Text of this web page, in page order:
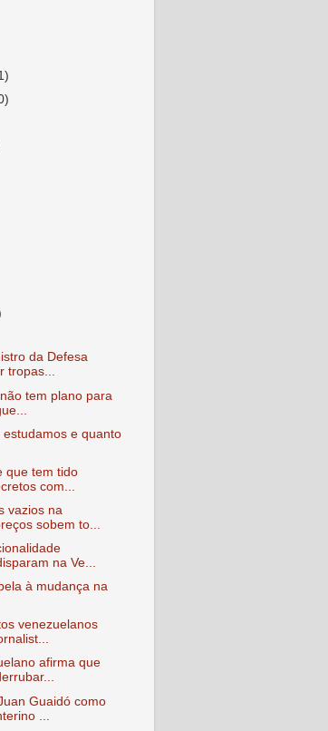
da Defesa
tropas...
tem plano para
estudamos e quanto
que tem tido
com...
vazios na
sobem to...
na Ve...
à mudança na
venezuelanos
afirma que
Guaidó como
...